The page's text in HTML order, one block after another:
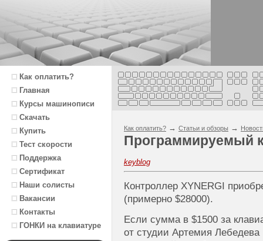
Как оплатить?
Главная
Курсы машинописи
Скачать
Купить
Тест скорости
Поддержка
Сертификат
Наши солисты
Вакансии
Контакты
ГОНКИ на клавиатуре
Как оплатить? → Статьи и обзоры →
Программируемый
keyblog
Контроллер XYNERGI
(примерно $28000).
Если сумма в $1500 за
от студии Артемия Лебедева